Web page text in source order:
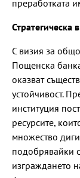
преработката
Стратегическа
С визия за
Пощенска
оказват
устойчивост.
институция
ресурсите,
множество
подобрявайки
изграждането